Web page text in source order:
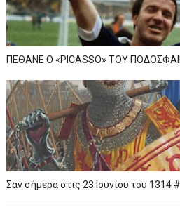
ΠΕΘΑΝΕ Ο «PICASSO» TOY
Σαν σήμερα στις 23 Ιουνίου του 1314